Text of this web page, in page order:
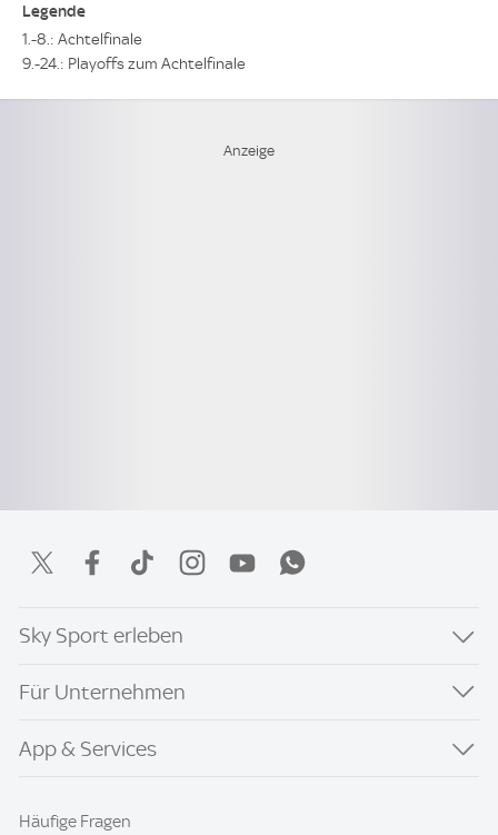
Legende
1.-8.: Achtelfinale
9.-24.: Playoffs zum Achtelfinale
Sky Sport erleben
Für Unternehmen
App & Services
Häufige Fragen